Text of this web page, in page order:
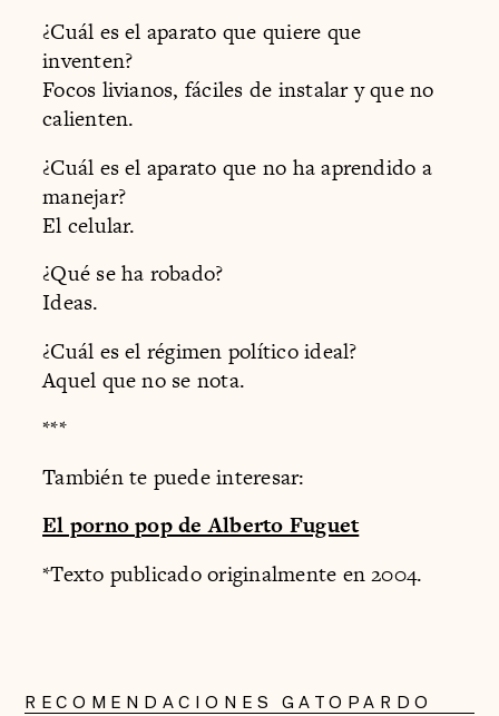
¿Cuál es el aparato que quiere que
inventen?
Focos livianos, fáciles de instalar y que no
calienten.
¿Cuál es el aparato que no ha aprendido a
manejar?
El celular.
¿Qué se ha robado?
Ideas.
¿Cuál es el régimen político ideal?
Aquel que no se nota.
***
También te puede interesar:
El porno pop de Alberto Fuguet
*Texto publicado originalmente en 2004.
RECOMENDACIONES GATOPARDO